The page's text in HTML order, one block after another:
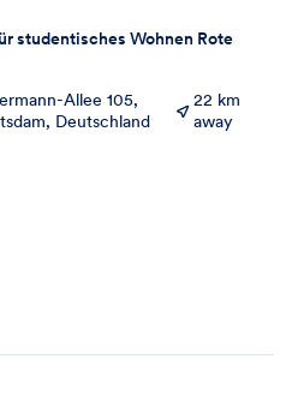
studentisches Wohnen Rote
Allee 105,
Deutschland
22 km
away